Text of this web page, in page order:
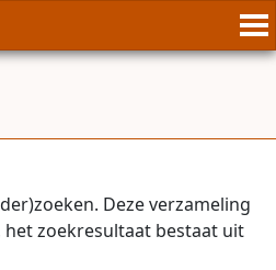
Deze verzameling
het zoekresultaat bestaat uit